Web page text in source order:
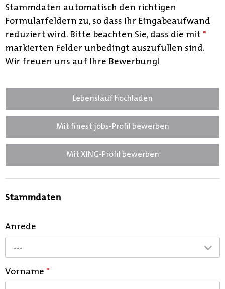
Stammdaten automatisch den richtigen
Formularfeldern zu, so dass Ihr Eingabeaufwand
reduziert wird. Bitte beachten Sie, dass die mit *
markierten Felder unbedingt auszufüllen sind.
Wir freuen uns auf Ihre Bewerbung!
Lebenslauf hochladen
Mit finest jobs-Profil bewerben
Mit XING-Profil bewerben
Stammdaten
Anrede
---
Vorname *